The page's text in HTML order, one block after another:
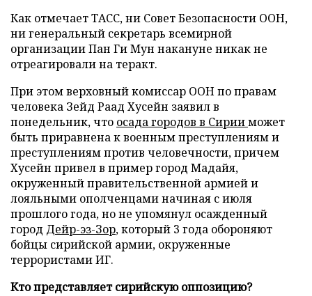
Как отмечает ТАСС, ни Совет Безопасности ООН,
ни генеральный секретарь всемирной
организации Пан Ги Мун накануне никак не
отреагировали на теракт.
При этом верховный комиссар ООН по правам
человека Зейд Раад Хусейн заявил в
понедельник, что осада городов в Сирииможет
быть приравнена к военным преступлениям и
преступлениям против человечности, причем
Хусейн привел в пример город Мадайя,
окруженный правительственной армией и
лояльными ополченцами начиная с июля
прошлого года, но не упомянул осажденный
город Дейр-эз-Зор, который 3 года обороняют
бойцы сирийской армии, окруженные
террористами ИГ.
Кто представляет сирийскую оппозицию?